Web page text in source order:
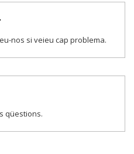
nos si veieu cap problema.
qüestions.